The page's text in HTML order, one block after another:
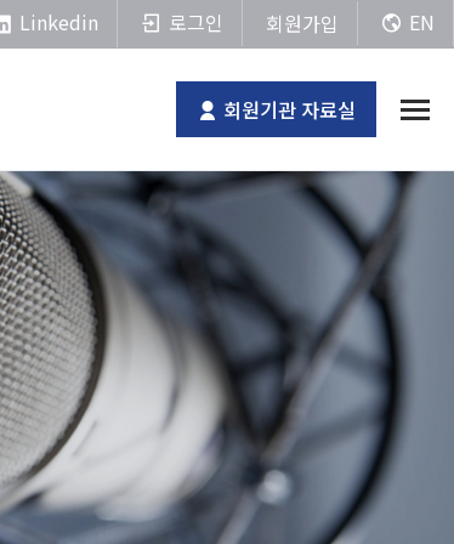
Linkedin 로그인 회원가입 EN
회원기관 자료실 전체